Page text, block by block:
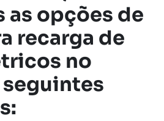
opções de
recarga de
no
seguintes